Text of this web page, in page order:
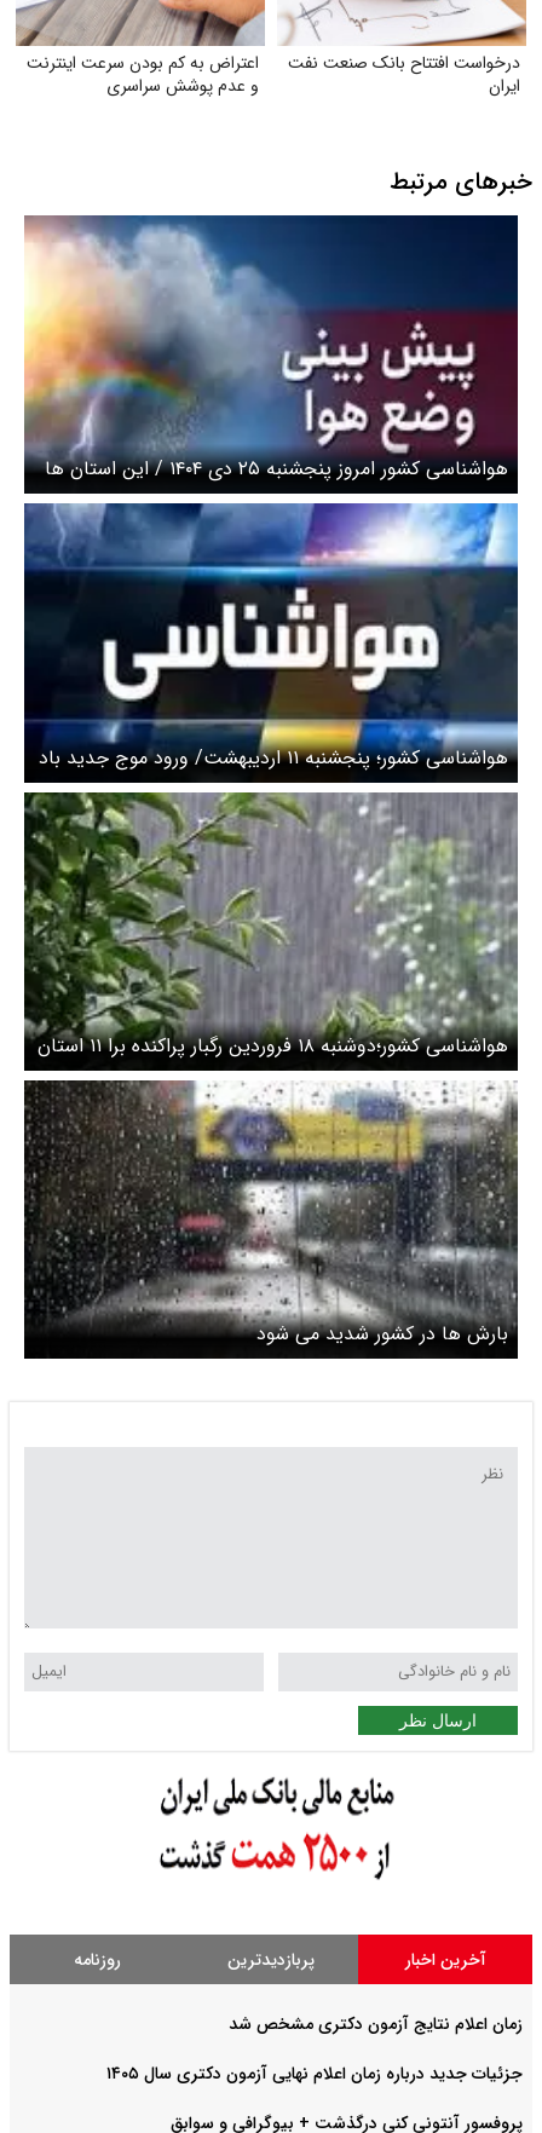
درخواست افتتاح بانک صنعت نفت
ایران
اعتراض به کم بودن سرعت اینترنت
و عدم پوشش سراسری
خبرهای مرتبط
هواشناسی کشور امروز پنجشنبه ۲۵ دی ۱۴۰۴ / این استان‌ ها
منتظر برف و باران باشند
هواشناسی کشور؛ پنجشنبه ۱۱ اردیبهشت/ ورود موج جدید باد
و رگبار به کشور
هواشناسی کشور؛دوشنبه ۱۸ فروردین رگبار پراکنده برا ۱۱ استان
بارش ها در کشور شدید می شود
ارسال نظر
آخرین اخبار پربازدیدترین روزنامه
زمان اعلام نتایج آزمون دکتری مشخص شد
جزئیات جدید درباره زمان اعلام نهایی آزمون دکتری سال ۱۴۰۵
پروفسور آنتونی کنی درگذشت + بیوگرافی و سوابق